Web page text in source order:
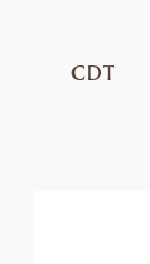
CDT